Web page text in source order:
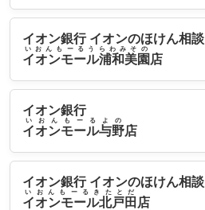
イオン銀行 イオンのほけん相談
イオンモール浦和美園
いおんもーるうらわみその
店
イオン銀行
イオンモール与野
いおんもーるよの
店
イオン銀行 イオンのほけん相談
イオンモール北戸田
いおんもーるきたとだ
店